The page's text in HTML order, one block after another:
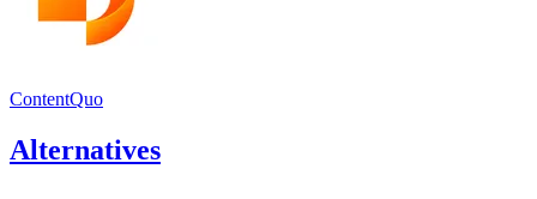
ContentQuo
Alternatives